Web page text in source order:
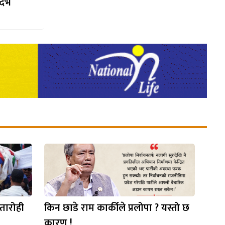
किन छाडे राम कार्कीले प्रलोपा ? यस्तो छ